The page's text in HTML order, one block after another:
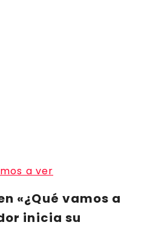
a ver
«¿Qué vamos a
inicia su